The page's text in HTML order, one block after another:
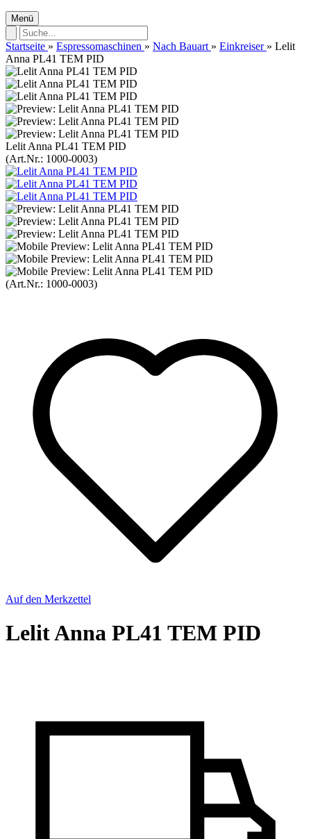
Menü
Startseite » Espressomaschinen » Nach Bauart » Einkreiser » Lelit
Anna PL41 TEM PID
Lelit Anna PL41 TEM PID
(Art.Nr.: 1000-0003)
(Art.Nr.: 1000-0003)
Auf den Merkzettel
Lelit Anna PL41 TEM PID